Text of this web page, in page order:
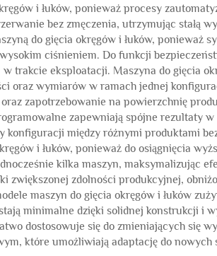
i łuków, ponieważ procesy
bez zmęczenia, utrzymując stałą
do gięcia okręgów i łuków,
ciśnieniem. Do funkcji
trakcie eksploatacji. Maszyna do gięcia
oraz wymiarów w ramach jednej
zapotrzebowanie na powierzchnię
zapewniają spójne rezultaty
między różnymi produktami
i łuków, ponieważ do osiągnięcia
kilka maszyn, maksymalizując
zwiększonej zdolności produkcyjnej,
maszyn do gięcia okręgów i łuków
minimalne dzięki solidnej konstrukcji i
dostosowuje się do zmieniających się
które umożliwiają adaptację do